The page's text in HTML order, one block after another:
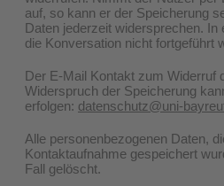
auf, so kann er der Speicherung
Daten jederzeit widersprechen. In
die Konversation nicht fortgeführt
Der E-Mail Kontakt zum Widerruf
Widerspruch der Speicherung
erfolgen: datenschutz@uni-
Alle personenbezogenen Daten,
Kontaktaufnahme gespeichert
Fall gelöscht.